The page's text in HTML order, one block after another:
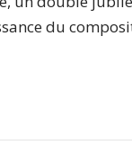
du